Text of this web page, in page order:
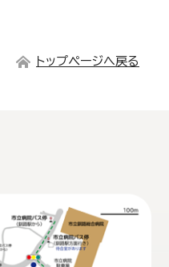
トップページへ戻る